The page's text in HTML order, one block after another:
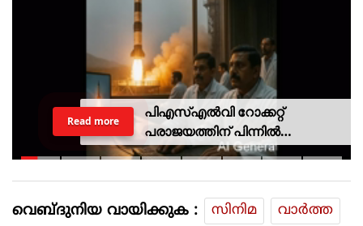
പിഎസ്എല്‍വി റോക്കറ്റ്
പരാജയത്തിന് പിന്നില്‍
ഐഎസ്ആര്‍ഒയിലെ ഉന്നത
Read more
വെബ്ദുനിയ വായിക്കുക : സിനിമ
വാര്‍ത്ത